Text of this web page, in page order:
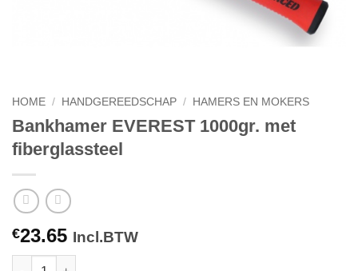
HOME / HANDGEREEDSCHAP / HAMERS EN MOKERS
Bankhamer EVEREST 1000gr. met
fiberglassteel
€23.65 Incl.BTW
Bankhamer EVEREST 1000gr. met fiberglassteel aantal